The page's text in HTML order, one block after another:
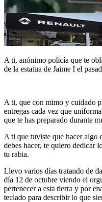
A ti, anónimo policía que te
de la estatua de Jaime I el
A ti, que con mimo y cuidado
entregas cada vez que
que te has preparado durante
A ti que tuviste que hacer algo
debes hacer, te quiero dedicar
tu rabia.
Llevo varios días tratando de
día 12 de octubre viendo el
pertenecer a esta tierra y por
teclado para describir lo que